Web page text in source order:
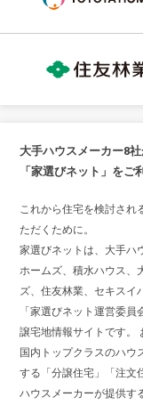
大手ハウスメーカー8
「家選びネット」をご
これから住宅を検討され
ただくために。
家選びネットは、大手ハ
ホームズ、積水ハウス、
ズ、住友林業、セキスイ
「家選びネット運営委
譲宅地情報サイトです。
国内トップクラスのハウ
する「分譲住宅」「注文
ハウスメーカーが提供す